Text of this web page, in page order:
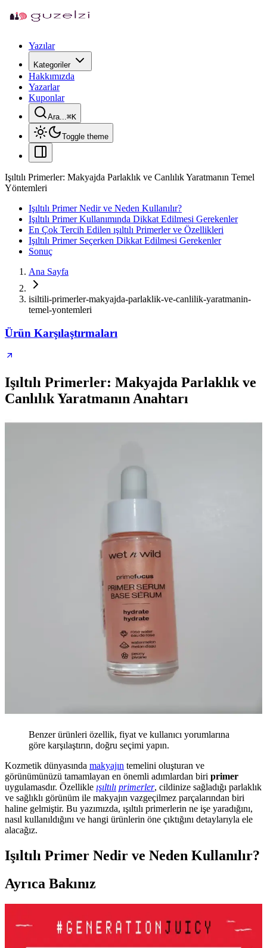
Yazılar
Kategoriler
Hakkımızda
Yazarlar
Kuponlar
Ara...⌘K
Toggle theme
Işıltılı Primerler: Makyajda Parlaklık ve Canlılık Yaratmanın Temel
Yöntemleri
Işıltılı Primer Nedir ve Neden Kullanılır?
Işıltılı Primer Kullanımında Dikkat Edilmesi Gerekenler
En Çok Tercih Edilen ışıltılı Primerler ve Özellikleri
Işıltılı Primer Seçerken Dikkat Edilmesi Gerekenler
Sonuç
Ana Sayfa
isiltili-primerler-makyajda-parlaklik-ve-canlilik-yaratmanin-
temel-yontemleri
Ürün Karşılaştırmaları
Işıltılı Primerler: Makyajda Parlaklık ve
Canlılık Yaratmanın Anahtarı
Benzer ürünleri özellik, fiyat ve kullanıcı yorumlarına
göre karşılaştırın, doğru seçimi yapın.
Kozmetik dünyasında makyajın temelini oluşturan ve
görünümünüzü tamamlayan en önemli adımlardan biri primer
uygulamasdır. Özellikle ışıltılı primerler, cildinize sağladığı parlaklık
ve sağlıklı görünüm ile makyajın vazgeçilmez parçalarından biri
haline gelmiştir. Bu yazımızda, ışıltılı primerlerin ne işe yaradığını,
nasıl kullanıldığını ve hangi ürünlerin öne çıktığını detaylarıyla ele
alacağız.
Işıltılı Primer Nedir ve Neden Kullanılır?
Ayrıca Bakınız
Le Mabelle Altın Pembe Beyaz Glitter Simli Kız
Çocuk Jel Farı Pratik ve Işıltılı Göz Makyajı